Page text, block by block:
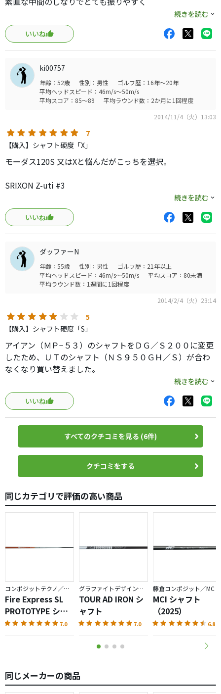
叩いても軟弱さは感じないのに硬くて振りづらい感じも無
く最高です。
今までユーティリティは引っかけるものと諦めて、ひたす
ら３番アイアン振ってたのがバカらしくなるほど素晴らし
いです。
このシャフトに出会ってしまったらロングアイアン見直しせ
ざるおえない感じです。
操作性、上がりやすさ、タイミングのとりやすさ
続きを読む
いいね
ki00757
年齢：52歳 性別：男性
ゴルフ歴：16年～20年
平均ヘッドスピード：46m/s～50m/s
平均スコア：85～89
平均ラウンド数：2か月に1回程度
2014/11/4（火）13:03
7
【購入】シャフト硬度「X」
モーダス120S 又はXと悩んだがこっちを選択。
SRIXON Z-uti #3
カット前 119g
カット後 108g
Tipカット0.5インチし、交換前と同じ39.25合わせにし、
総重量400g
(掴まりを求めるのならTipカットは無しで良いかもです。
NS950GHでは、とっちらかってしまってたのが嘘のような
打ち易さに変身！
モーダス120のような感じで先端が走ってくれる良い感じで
す。
他に、DG SL S300 も試打しましたが
撓りを感じなかったのでSLは、DGとはテイストが別物です
ね。
過去にモーダスプロトハイブリッドを910H に使用しましま
したが、あちらはレジオフォーミュラ購入者のノベルティ
シャフトでした。
今回のこのNSハイブリッドは、それを製品化したものだっ
DG に似たテイストのシャフトをお探しの方、是非お勧めし
続きを読む
いいね
ダッファーN
年齢：55歳 性別：男性
ゴルフ歴：21年以上
平均ヘッドスピード：46m/s～50m/s
平均スコア：80未満
平均ラウンド数：1週間に1回程度
2014/2/4（火）23:14
5
【購入】シャフト硬度「S」
アイアン（ＭＰ−５３）のシャフトをＤＧ／Ｓ２００に変更
したため、ＵＴのシャフト（ＮＳ９５０ＧＨ／Ｓ）が合わ
なくなり買い替えました。
ロマロＲａｙＵＴの２１度のヘッドに刺して使用していま
す。
ＤＧのアイアンと重量フローは完璧です。
少しチップカットした方が捕まりが抑えられ、使い易いと
思います。
続きを読む
いいね
すべてのクチコミを見る (6件)
クチコミをする
同じカテゴリで評価の高い商品
コンポジットテクノ／ファイアーエクスプレス
Fire Express SL
PROTOTYPE シャ
フト
7.0
グラファイトデザイン／TOUR AD
TOUR AD IRON シ
ャフト
7.0
藤倉コンポジット／MC
MCI シャフト
（2025）
6.8
同じメーカーの商品